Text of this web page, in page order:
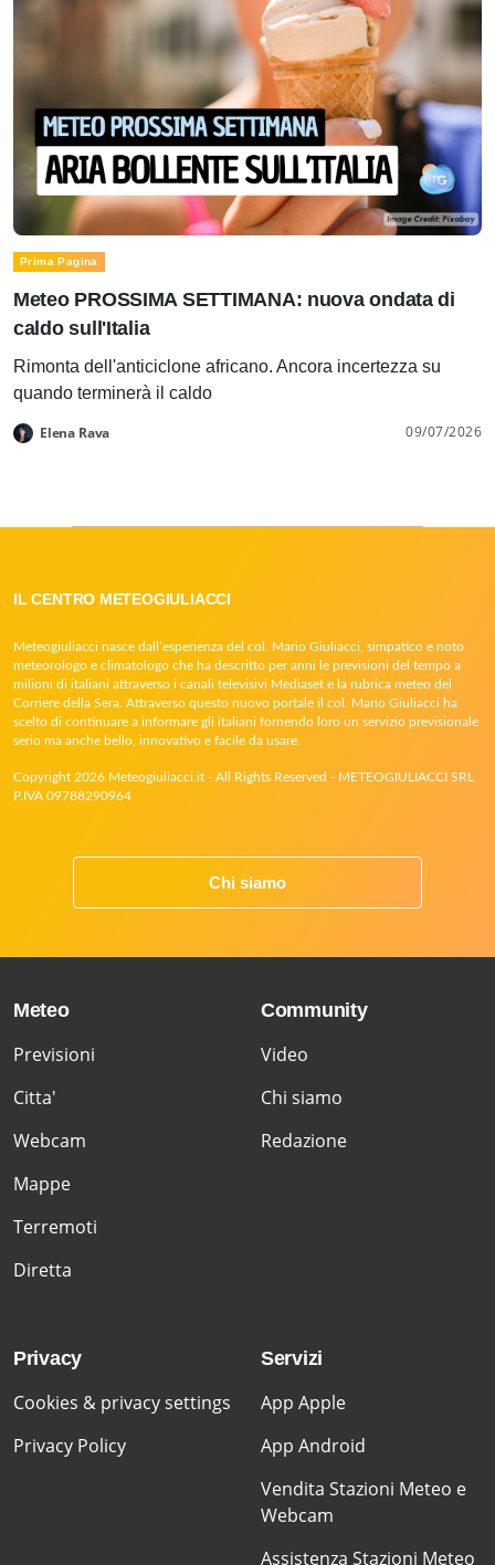
Prima Pagina
Meteo PROSSIMA SETTIMANA: nuova ondata di
caldo sull'Italia
Rimonta dell'anticiclone africano. Ancora incertezza su
quando terminerà il caldo
Elena Rava 09/07/2026
IL CENTRO METEOGIULIACCI
Meteogiuliacci nasce dall’esperienza del col. Mario Giuliacci, simpatico e noto
meteorologo e climatologo che ha descritto per anni le previsioni del tempo a
milioni di italiani attraverso i canali televisivi Mediaset e la rubrica meteo del
Corriere della Sera. Attraverso questo nuovo portale il col. Mario Giuliacci ha
scelto di continuare a informare gli italiani fornendo loro un servizio previsionale
serio ma anche bello, innovativo e facile da usare.
Copyright 2026 Meteogiuliacci.it - All Rights Reserved - METEOGIULIACCI SRL
P.IVA 09788290964
Chi siamo
Meteo
Previsioni
Citta'
Webcam
Mappe
Terremoti
Diretta
Community
Video
Chi siamo
Redazione
Privacy
Cookies & privacy settings
Privacy Policy
Servizi
App Apple
App Android
Vendita Stazioni Meteo e
Webcam
Assistenza Stazioni Meteo